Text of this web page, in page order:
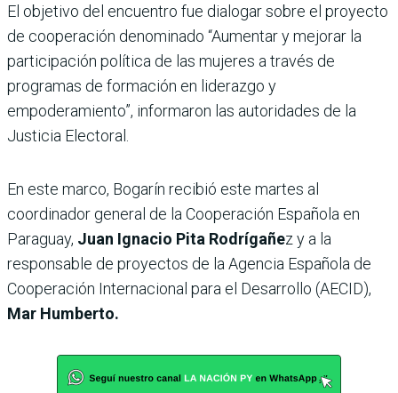
El objetivo del encuentro fue dialogar sobre el proyecto
de cooperación denominado “Aumentar y mejorar la
participación política de las mujeres a través de
programas de formación en liderazgo y
empoderamiento”, informaron las autoridades de la
Justicia Electoral.
En este marco, Bogarín recibió este martes al
coordinador general de la Cooperación Española en
Paraguay, Juan Ignacio Pita Rodrígañez y a la
responsable de proyectos de la Agencia Española de
Cooperación Internacional para el Desarrollo (AECID),
Mar Humberto.